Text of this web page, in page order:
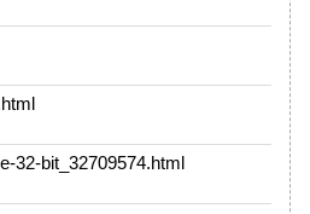
32-bit_32709574.html